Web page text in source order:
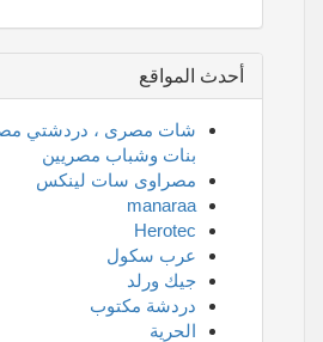
أحدث المواقع
شات مصرى ، دردشتي
بنات وشباب مصريين
مصراوى سات لينكس
manaraa
Herotec
عرب سكول
جيك ورلد
دردشة مكتوب
الحرية